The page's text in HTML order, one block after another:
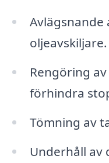
Avlägsnande
oljeavskiljare.
Rengöring
förhindra
Tömning av
Underhåll av